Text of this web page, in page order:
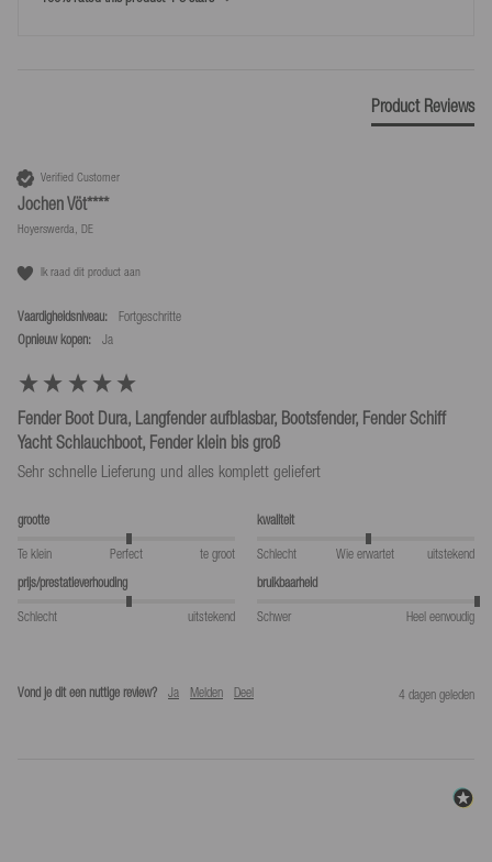
Product Reviews
Verified Customer
Jochen Vöt****
Hoyerswerda, DE
Ik raad dit product aan
Vaardigheidsniveau:
Fortgeschritte
Opnieuw kopen:
ja
Fender Boot Dura, Langfender aufblasbar, Bootsfender, Fender Schiff
Yacht Schlauchboot, Fender klein bis groß
Sehr schnelle Lieferung und alles komplett geliefert
grootte
Te klein Perfect te groot
kwaliteit
Schlecht Wie erwartet
uitstekend
prijs/prestatieverhouding
Schlecht uitstekend
bruikbaarheid
Schwer Heel eenvoudig
Vond je dit een nuttige review? Ja Melden Deel 4 dagen geleden